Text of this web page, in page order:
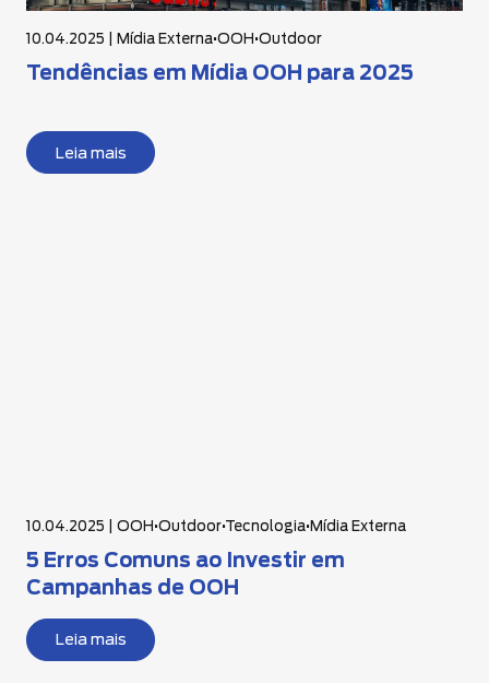
10.04.2025 | Mídia Externa•OOH •Outdoor
Tendências em Mídia OOH para 2025
Leia mais
10.04.2025 | OOH•Outdoor•Tecnologia•Mídia Externa
5 Erros Comuns ao Investir em
Campanhas de OOH
Leia mais